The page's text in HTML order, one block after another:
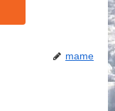
mame